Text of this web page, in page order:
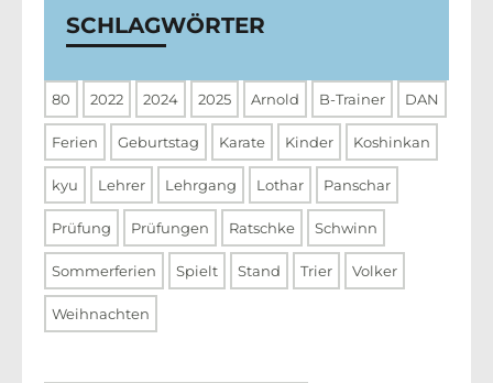
SCHLAGWÖRTER
80 2022 2024 2025 Arnold B-Trainer DAN
Ferien Geburtstag Karate Kinder Koshinkan
kyu Lehrer Lehrgang Lothar Panschar
Prüfung Prüfungen Ratschke Schwinn
Sommerferien Spielt Stand Trier Volker
Weihnachten